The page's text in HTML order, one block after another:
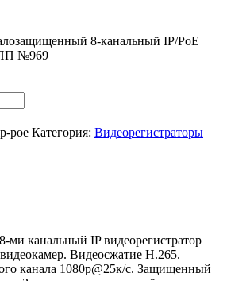
8-канальный IP/PoE
ПП №969
poe Категория: Видеорегистраторы
канальный IP видеорегистратор
Видеосжатие H.265.
канала 1080p@25к/c. Защищенный